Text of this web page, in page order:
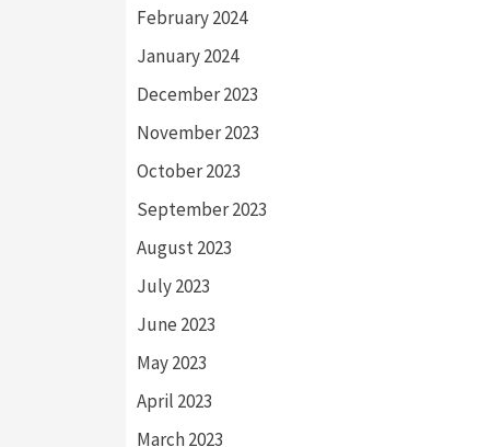
February 2024
January 2024
December 2023
November 2023
October 2023
September 2023
August 2023
July 2023
June 2023
May 2023
April 2023
March 2023